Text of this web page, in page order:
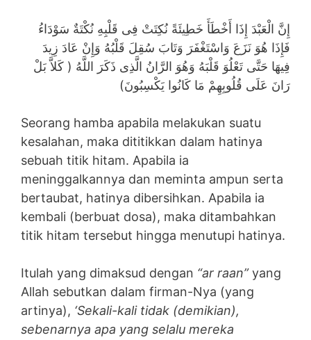
إِنَّ الْعَبْدَ إِذَا أَخْطَأَ خَطِيئَةً نُكِتَتْ فِى قَلْبِهِ نُكْتَةٌ سَوْدَاءُ
فَإِذَا هُوَ نَزَعَ وَاسْتَغْفَرَ وَتَابَ سُقِلَ قَلْبُهُ وَإِنْ عَادَ زِيدَ
فِيهَا حَتَّى تَعْلُوَ قَلْبَهُ وَهُوَ الرَّانُ الَّذِى ذَكَرَ اللَّهُ ( كَلاَّ بَلْ
رَانَ عَلَى قُلُوبِهِمْ مَا كَانُوا يَكْسِبُونَ)
Seorang hamba apabila melakukan suatu
kesalahan, maka dititikkan dalam hatinya
sebuah titik hitam. Apabila ia
meninggalkannya dan meminta ampun serta
bertaubat, hatinya dibersihkan. Apabila ia
kembali (berbuat dosa), maka ditambahkan
titik hitam tersebut hingga menutupi hatinya.
Itulah yang dimaksud dengan “ar raan”yang
Allah sebutkan dalam firman-Nya (yang
artinya), ‘Sekali-kali tidak (demikian),
sebenarnya apa yang selalu mereka